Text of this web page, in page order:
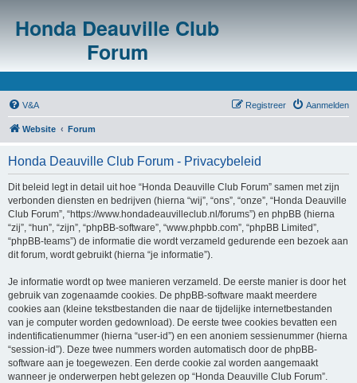
Honda Deauville Club
Forum
V&A Aanmelden
Registreer
Website Forum
Honda Deauville Club Forum - Privacybeleid
Dit beleid legt in detail uit hoe “Honda Deauville Club Forum” samen met zijn
verbonden diensten en bedrijven (hierna “wij”, “ons”, “onze”, “Honda Deauville
Club Forum”, “https://www.hondadeauvilleclub.nl/forums”) en phpBB (hierna
“zij”, “hun”, “zijn”, “phpBB-software”, “www.phpbb.com”, “phpBB Limited”,
“phpBB-teams”) de informatie die wordt verzameld gedurende een bezoek aan
dit forum, wordt gebruikt (hierna “je informatie”).
Je informatie wordt op twee manieren verzameld. De eerste manier is door het
gebruik van zogenaamde cookies. De phpBB-software maakt meerdere
cookies aan (kleine tekstbestanden die naar de tijdelijke internetbestanden
van je computer worden gedownload). De eerste twee cookies bevatten een
indentificatienummer (hierna “user-id”) en een anoniem sessienummer (hierna
“session-id”). Deze twee nummers worden automatisch door de phpBB-
software aan je toegewezen. Een derde cookie zal worden aangemaakt
wanneer je onderwerpen hebt gelezen op “Honda Deauville Club Forum”.